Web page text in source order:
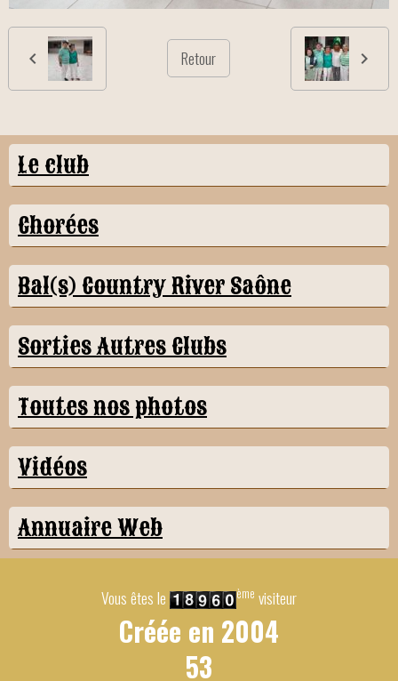
Retour
Le club
Chorées
Bal(s) Country River Saône
Sorties Autres Clubs
Toutes nos photos
Vidéos
Annuaire Web
Vous êtes le ème visiteur
Créée en 2004
53